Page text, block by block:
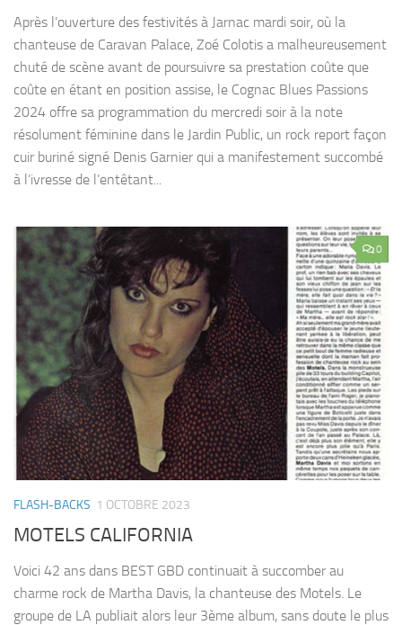
Après l’ouverture des festivités à Jarnac mardi soir, où la
chanteuse de Caravan Palace, Zoé Colotis a malheureusement
chuté de scène avant de poursuivre sa prestation coûte que
coûte en étant en position assise, le Cognac Blues Passions
2024 offre sa programmation du mercredi soir à la note
résolument féminine dans le Jardin Public, un rock report façon
cuir buriné signé Denis Garnier qui a manifestement succombé
à l’ivresse de l’entêtant...
0
FLASH-BACKS 1 OCTOBRE 2023
MOTELS CALIFORNIA
Voici 42 ans dans BEST GBD continuait à succomber au
charme rock de Martha Davis, la chanteuse des Motels. Le
groupe de LA publiait alors leur 3ème album, sans doute le plus